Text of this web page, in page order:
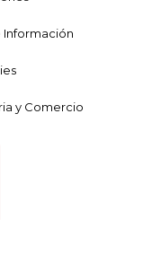
Información
y Comercio